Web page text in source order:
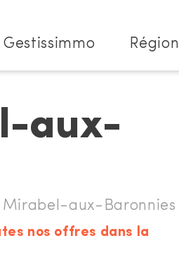
Gestissimmo Région
aux-
Mirabel-aux-Baronnies
nos offres dans la